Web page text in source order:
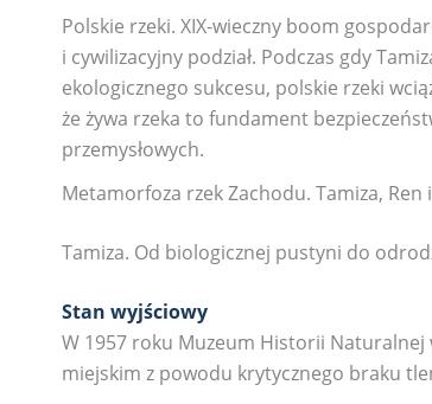
Polskie rzeki. XIX-wieczny boom
i cywilizacyjny podział. Podczas gdy
ekologicznego sukcesu, polskie rzeki
że żywa rzeka to fundament
przemysłowych.
Metamorfoza rzek Zachodu. Tamiza, Ren
Tamiza. Od biologicznej pustyni do
Stan wyjściowy
W 1957 roku Muzeum Historii Naturalnej
miejskim z powodu krytycznego braku